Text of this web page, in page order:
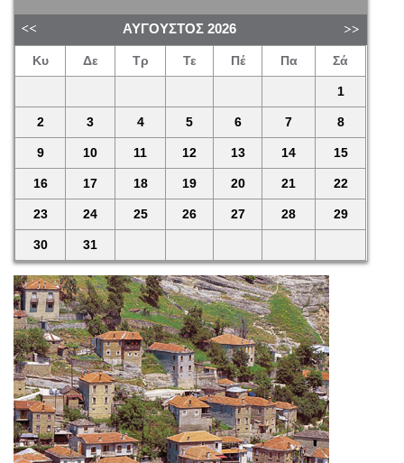
ΑΎΓΟΥΣΤΟΣ 2026
Κυ Δε Τρ Τε Πέ Πα Σά
1
2 3 4 5 6 7 8
9 10 11 12 13 14 15
16 17 18 19 20 21 22
23 24 25 26 27 28 29
30 31